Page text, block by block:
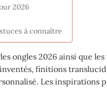
2026
à connaître
ongles 2026 ainsi que
finitions
Les inspirations